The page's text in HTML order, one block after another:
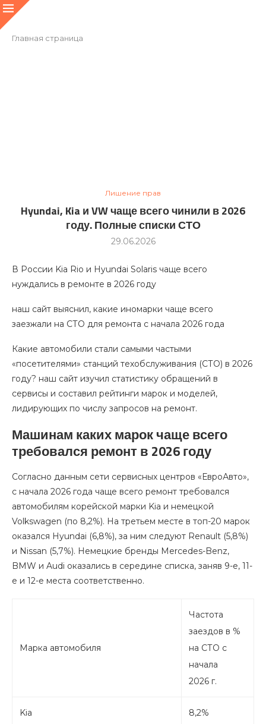
Главная страница
Лишение прав
Hyundai, Kia и VW чаще всего чинили в 2026
году. Полные списки СТО
29.06.2026
В России Kia Rio и Hyundai Solaris чаще всего
нуждались в ремонте в 2026 году
наш сайт выяснил, какие иномарки чаще всего
заезжали на СТО для ремонта с начала 2026 года
Какие автомобили стали самыми частыми
«посетителями» станций техобслуживания (СТО) в 2026
году? наш сайт изучил статистику обращений в
сервисы и составил рейтинги марок и моделей,
лидирующих по числу запросов на ремонт.
Машинам каких марок чаще всего
требовался ремонт в 2026 году
Согласно данным сети сервисных центров «ЕвроАвто»,
с начала 2026 года чаще всего ремонт требовался
автомобилям корейской марки Kia и немецкой
Volkswagen (по 8,2%). На третьем месте в топ-20 марок
оказался Hyundai (6,8%), за ним следуют Renault (5,8%)
и Nissan (5,7%). Немецкие бренды Mercedes-Benz,
BMW и Audi оказались в середине списка, заняв 9-е, 11-
е и 12-е места соответственно.
Марка автомобиля
Частота
заездов в %
на СТО с
начала
2026 г.
Kia 8,2%